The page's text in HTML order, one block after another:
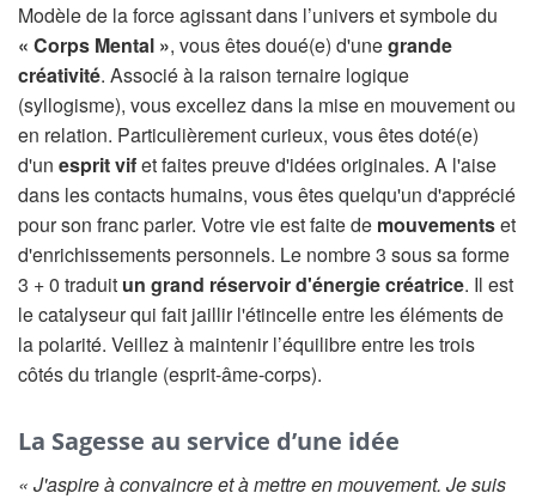
Modèle de la force agissant dans l’univers et symbole du
« Corps Mental », vous êtes doué(e) d'unegrande
créativité. Associé à la raison ternaire logique
(syllogisme), vous excellez dans la mise en mouvement ou
en relation. Particulièrement curieux, vous êtes doté(e)
d'un esprit vifet faites preuve d'idées originales. A l'aise
dans les contacts humains, vous êtes quelqu'un d'apprécié
pour son franc parler. Votre vie est faite de mouvementset
d'enrichissements personnels. Le nombre 3 sous sa forme
3 + 0 traduit un grand réservoir d'énergie créatrice. Il est
le catalyseur qui fait jaillir l'étincelle entre les éléments de
la polarité. Veillez à maintenir l’équilibre entre les trois
côtés du triangle (esprit-âme-corps).
La Sagesse au service d’une idée
« J'aspire à convaincre et à mettre en mouvement. Je suis